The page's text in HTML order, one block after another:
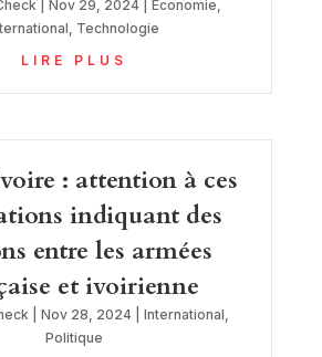
|Nov 29, 2024 |Économie,
, Technologie
LIRE PLUS
: attention à ces
indiquant des
entre les armées
et ivoirienne
|Nov 28, 2024 |International,
Politique